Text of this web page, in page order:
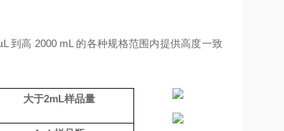
到高 2000 mL 的各种规格范围内提供高度一致
大于2mL样品量